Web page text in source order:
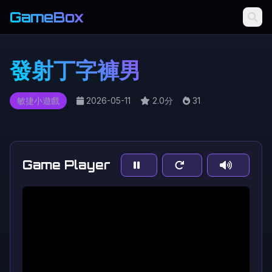
GameBox
發射丁字褲男
敏捷小遊戲 2026-05-11 2.0分 31
Game Player